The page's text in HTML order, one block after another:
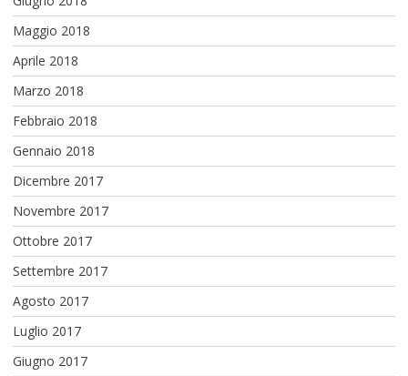
Maggio 2018
Aprile 2018
Marzo 2018
Febbraio 2018
Gennaio 2018
Dicembre 2017
Novembre 2017
Ottobre 2017
Settembre 2017
Agosto 2017
Luglio 2017
Giugno 2017